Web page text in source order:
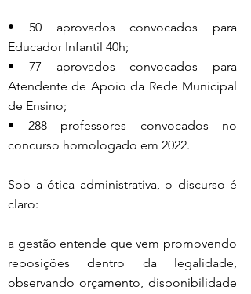
• 50 aprovados convocados para
Educador Infantil 40h;
• 77 aprovados convocados para
Atendente de Apoio da Rede Municipal
de Ensino;
• 288 professores convocados no
concurso homologado em 2022.
Sob a ótica administrativa, o discurso é
claro:
a gestão entende que vem promovendo
reposições dentro da legalidade,
observando orçamento, disponibilidade